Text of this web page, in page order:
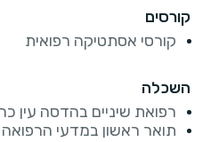
קורסים
קורסי אסתטיקה רפואית
השכלה
רפואת שיניים בהדסה עין
תואר ראשון במדעי הרפואה